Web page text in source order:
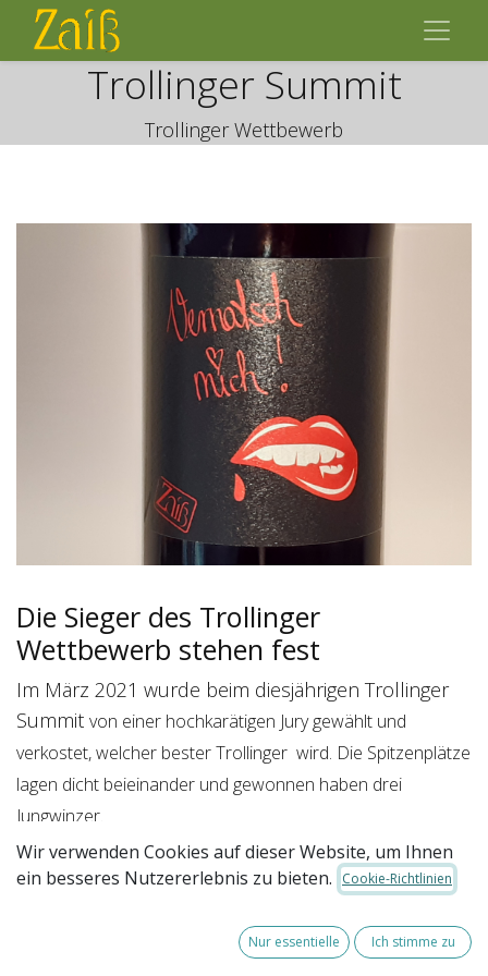
Trollinger Summit
Trollinger Wettbewerb
Die Sieger des Trollinger
Wettbewerb stehen fest
Im März 2021 wurde beim diesjährigen Trollinger
Summit von einer hochkarätigen Jurygewählt und
verkostet, welcher bester Trollinger wird. Die Spitzenplätze
lagen dicht beieinander und gewonnen haben drei
Jungwinzer.
Gerade unter der Voraussetzung, den Trollinger
(wieder) zu etwas Besonderem zu machen. Hat
Wir verwenden Cookies auf dieser Website, um Ihnen
ein besseres Nutzererlebnis zu bieten.
Cookie-Richtlinien
Nur essentielle Ich stimme zu